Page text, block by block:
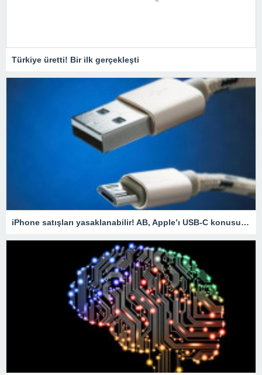
Türkiye üretti! Bir ilk gerçekleşti
iPhone satışları yasaklanabilir! AB, Apple’ı USB-C konusunda uyardı